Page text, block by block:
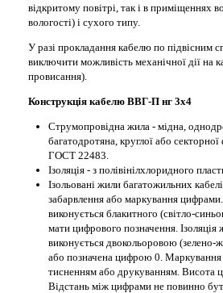
відкритому повітрі, так і в приміщеннях
вологості) і сухого типу.
У разі прокладання кабелю по підвісним
виключити можливість механічної дії на
провисання).
Конструкція кабелю ВВГ-П нг 3х4
Струмопровідна жила - мідна,
багатодротяна, круглої або
ГОСТ 22483.
Ізоляція - з полівінілхлоридного
Ізольовані жили багатожильних
забарвлення або маркування
виконується блакитного (світло-
мати цифрового позначення. Ізоляція
виконується двокольоровою (зелено-
або позначена цифрою 0.
тисненням або друкуванням. Висота
Відстань між цифрами не повинно